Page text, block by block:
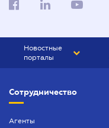
Новостные
порталы
БИЗНЕС
Сотрудничество
Агенты